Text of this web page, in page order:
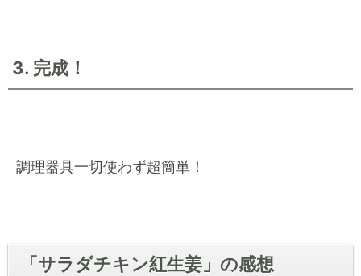
3. 完成！
調理器具一切使わず超簡単！
「サラダチキン紅生姜」の感想